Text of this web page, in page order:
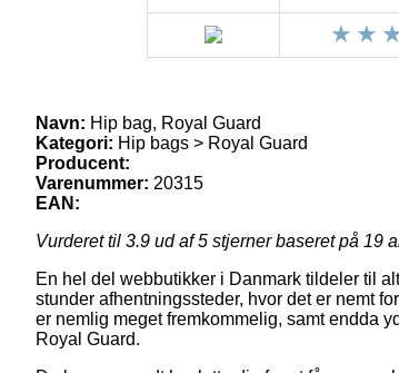
Navn: Hip bag, Royal Guard
Kategori: Hip bags > Royal Guard
Producent:
Varenummer: 20315
EAN:
Vurderet til 3.9 ud af 5 stjerner baseret på 19
En hel del webbutikker i Danmark tildeler til
stunder afhentningssteder, hvor det er nemt
er nemlig meget fremkommelig, samt endda
Royal Guard.